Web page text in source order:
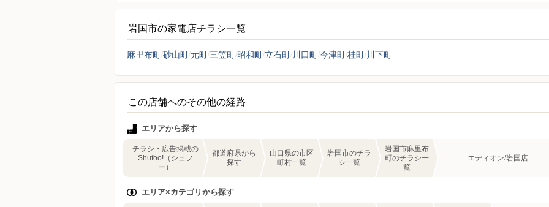
岩国市の家電店チラシ一覧
麻里布町砂山町 元町 三笠町 昭和町 立石町 川口町今津町桂町 川下町
この店舗へのその他の経路
エリアから探す
チラシ・広告掲載の
Shufoo!（シュフ
ー）
都道府県から
探す
山口県の市区
町村一覧
岩国市のチラ
シ一覧
岩国市麻里布
町のチラシ一
覧
エディオン/岩国店
エリア×カテゴリから探す